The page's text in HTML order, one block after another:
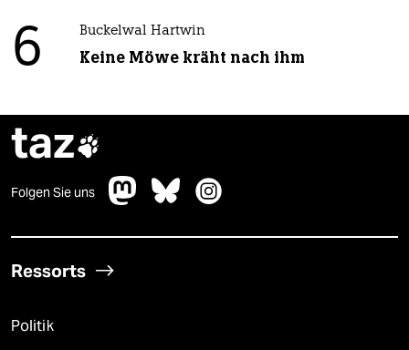
6 Buckelwal Hartwin
Keine Möwe kräht nach ihm
taz
Folgen Sie uns
Ressorts
Politik